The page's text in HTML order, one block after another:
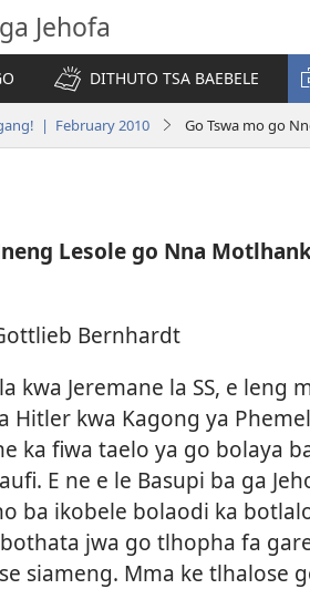
Jehofa
DITHUTO TSA BAEBELE
| February 2010 Go Tswa mo go
Lesole go Nna
Bernhardt
kwa Jeremane la SS, e leng
Hitler kwa Kagong ya
ka fiwa taelo ya go bolaya
E ne e le Basupi ba ga
ba ikobele bolaodi ka
jwa go tlhopha fa
siameng. Mma ke tlhalose